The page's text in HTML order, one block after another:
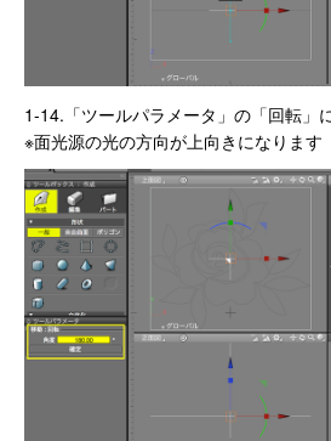
1-14.「ツールパラメータ」の「回転」
※面光源の光の方向が上向きになります